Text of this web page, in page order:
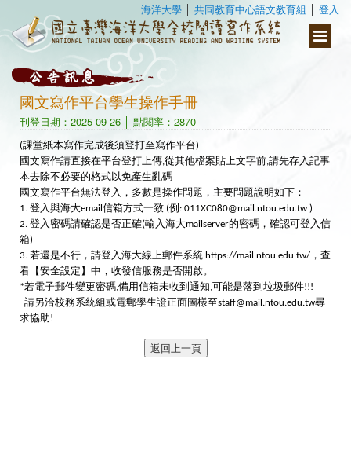
海洋大學 │ 共同教育中心語文教育組 │ 登入
Toggle
國文寫作平台學生操作手冊
刊登日期：2025-09-26 │ 點閱率：2870
(課堂紙本寫作完成後須登打至寫作平台)
國文寫作請直接在平台登打上傳,從其他檔案貼上文字前,請先存入記事
本去除不必要的格式以免產生亂碼
國文寫作平台無法登入，多數是操作問題，主要問題說明如下：
1. 登入與海大email信箱方式一致 (例: 011XC080@mail.ntou.edu.tw )
2. 登入密碼請確認是否正確(輸入海大mailserver的密碼，確認可登入信
箱)
3. 若還是不行，請登入海大線上郵件系統 https://mail.ntou.edu.tw/ ，查
看【安全設定】中，收發信服務是否開啟。
*若電子郵件變更密碼,備用信箱未收到通知,可能是落到垃圾郵件!!!
請另洽校務系統組或電郵學生證正面圖樣至staff@mail.ntou.edu.tw尋
求協助!